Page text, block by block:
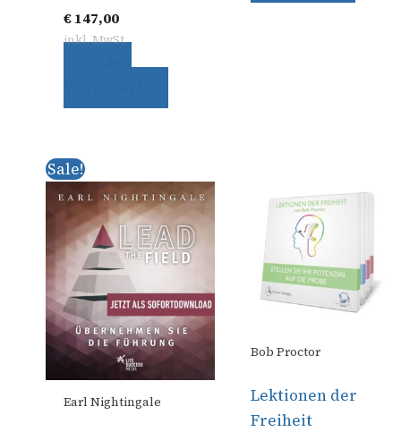
€147,00
inkl. MwSt.
In den
Sale!
Earl Nightingale
Preis
war:
€ 97,00
Preis
ist:
€ 37,00.
Bob Proctor
Lektionen der
Freiheit